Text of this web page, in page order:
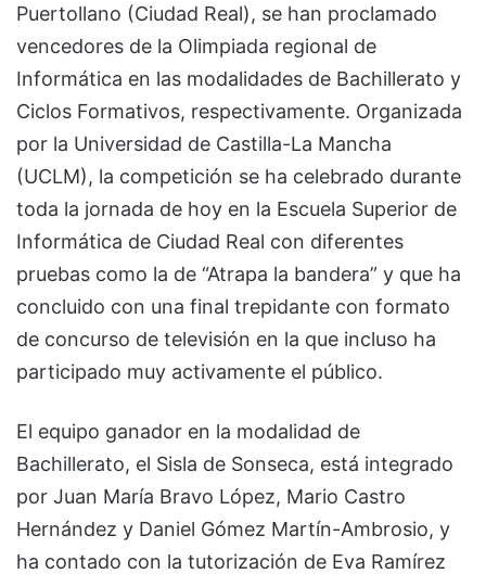
Puertollano (Ciudad Real), se han proclamado
vencedores de la Olimpiada regional de
Informática en las modalidades de Bachillerato y
Ciclos Formativos, respectivamente. Organizada
por la Universidad de Castilla-La Mancha
(UCLM), la competición se ha celebrado durante
toda la jornada de hoy en la Escuela Superior de
Informática de Ciudad Real con diferentes
pruebas como la de “Atrapa la bandera” y que ha
concluido con una final trepidante con formato
de concurso de televisión en la que incluso ha
participado muy activamente el público.
El equipo ganador en la modalidad de
Bachillerato, el Sisla de Sonseca, está integrado
por Juan María Bravo López, Mario Castro
Hernández y Daniel Gómez Martín-Ambrosio, y
ha contado con la tutorización de Eva Ramírez